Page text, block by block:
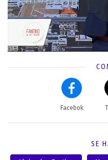
Facebok
SE